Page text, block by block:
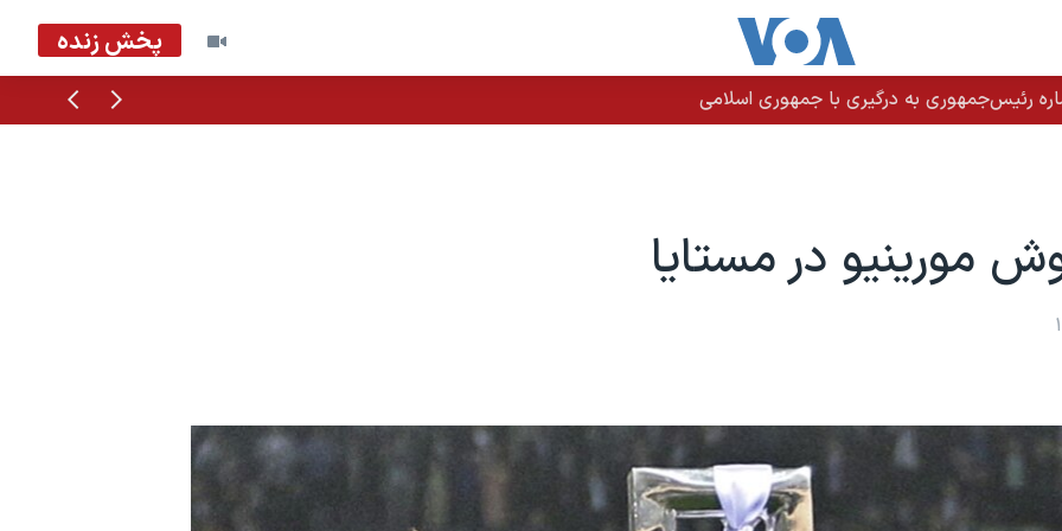
پخش زنده
قبلی رئیس‌جمهوری به درگیری با جمهوری اسلامی
در مستایا